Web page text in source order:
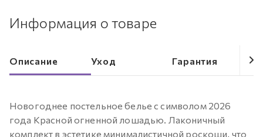
Информация о товаре
Описание Уход Гарантия
Новогоднее постельное белье с символом 2026
года Красной огненной лошадью. Лаконичный
комплект в эстетике минималистичной роскоши, что